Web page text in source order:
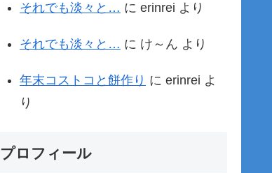
それでも淡々と… に erinrei より
それでも淡々と… に け～ん より
年末コストコと餅作り に erinrei よ
り
プロフィール